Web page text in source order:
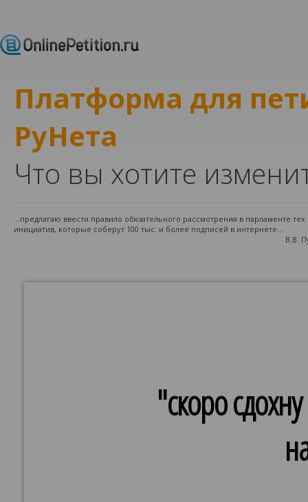
Платформа для
РуНета
Что вы хотите
...предлагаю ввести правило обязательного рассмотрения в парламенте
инициатив, которые соберут 100 тыс. и более подписей в интернете...
В.В.
"скоро